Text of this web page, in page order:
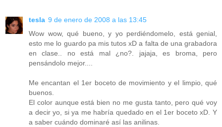
tesla 9 de enero de 2008 a las 13:45
Wow wow, qué bueno, y yo perdiéndomelo, está genial,
esto me lo guardo pa mis tutos xD a falta de una grabadora
en clase.. no está mal ¿no?. jajaja, es broma, pero
pensándolo mejor....
Me encantan el 1er boceto de movimiento y el limpio, qué
buenos.
El color aunque está bien no me gusta tanto, pero qué voy
a decir yo, si ya me habría quedado en el 1er boceto xD. Y
a saber cuándo dominaré así las anilinas.